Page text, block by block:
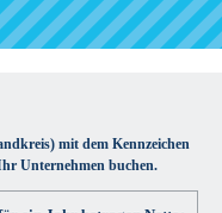
mit dem Kennzeichen
Unternehmen buchen.